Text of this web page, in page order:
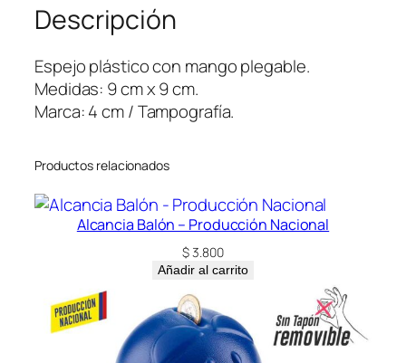
X
S
Q
U
A
c
a
Descripción
Espejo plástico con mango plegable.
Medidas: 9 cm x 9 cm.
Marca: 4 cm / Tampografía.
Productos relacionados
Alcancia Balón – Producción Nacional
$3.800
Añadir al carrito